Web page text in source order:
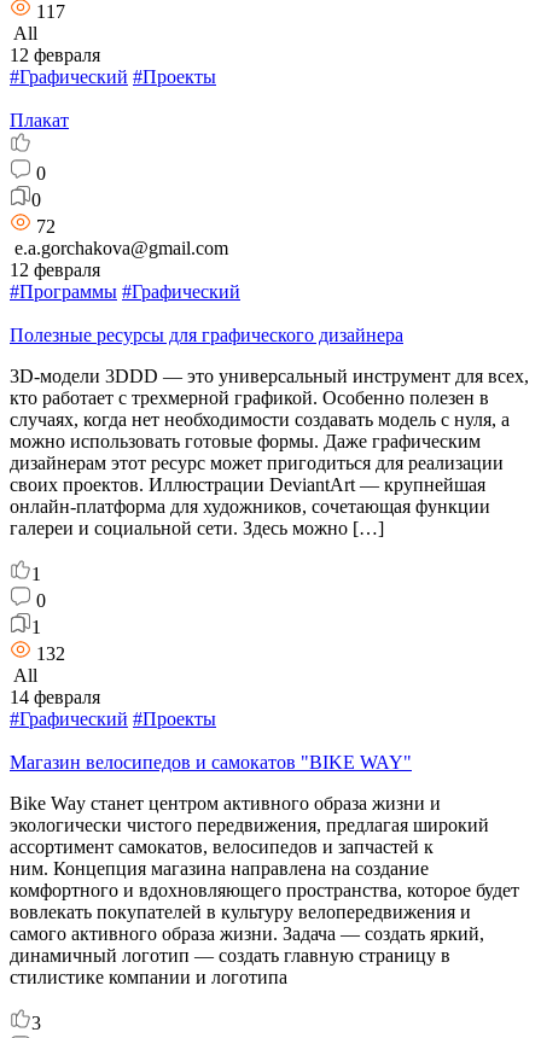
117
All
12 февраля
#Графический #Проекты
Плакат
0
0
72
e.a.gorchakova@gmail.com
12 февраля
#Программы #Графический
Полезные ресурсы для графического дизайнера
3D-модели 3DDD — это универсальный инструмент для всех,
кто работает с трехмерной графикой. Особенно полезен в
случаях, когда нет необходимости создавать модель с нуля, а
можно использовать готовые формы. Даже графическим
дизайнерам этот ресурс может пригодиться для реализации
своих проектов. Иллюстрации DeviantArt — крупнейшая
онлайн-платформа для художников, сочетающая функции
галереи и социальной сети. Здесь можно […]
1
0
1
132
All
14 февраля
#Графический #Проекты
Магазин велосипедов и самокатов "BIKE WAY"
Bike Way станет центром активного образа жизни и
экологически чистого передвижения, предлагая широкий
ассортимент самокатов, велосипедов и запчастей к
ним. Концепция магазина направлена на создание
комфортного и вдохновляющего пространства, которое будет
вовлекать покупателей в культуру велопередвижения и
самого активного образа жизни. Задача — создать яркий,
динамичный логотип — создать главную страницу в
стилистике компании и логотипа
3